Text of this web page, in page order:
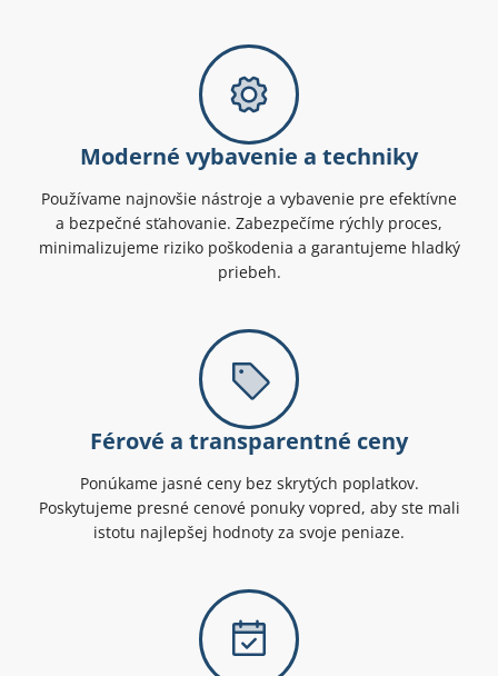
Moderné vybavenie a techniky
Používame najnovšie nástroje a vybavenie pre efektívne
a bezpečné sťahovanie. Zabezpečíme rýchly proces,
minimalizujeme riziko poškodenia a garantujeme hladký
priebeh.
Férové a transparentné ceny
Ponúkame jasné ceny bez skrytých poplatkov.
Poskytujeme presné cenové ponuky vopred, aby ste mali
istotu najlepšej hodnoty za svoje peniaze.